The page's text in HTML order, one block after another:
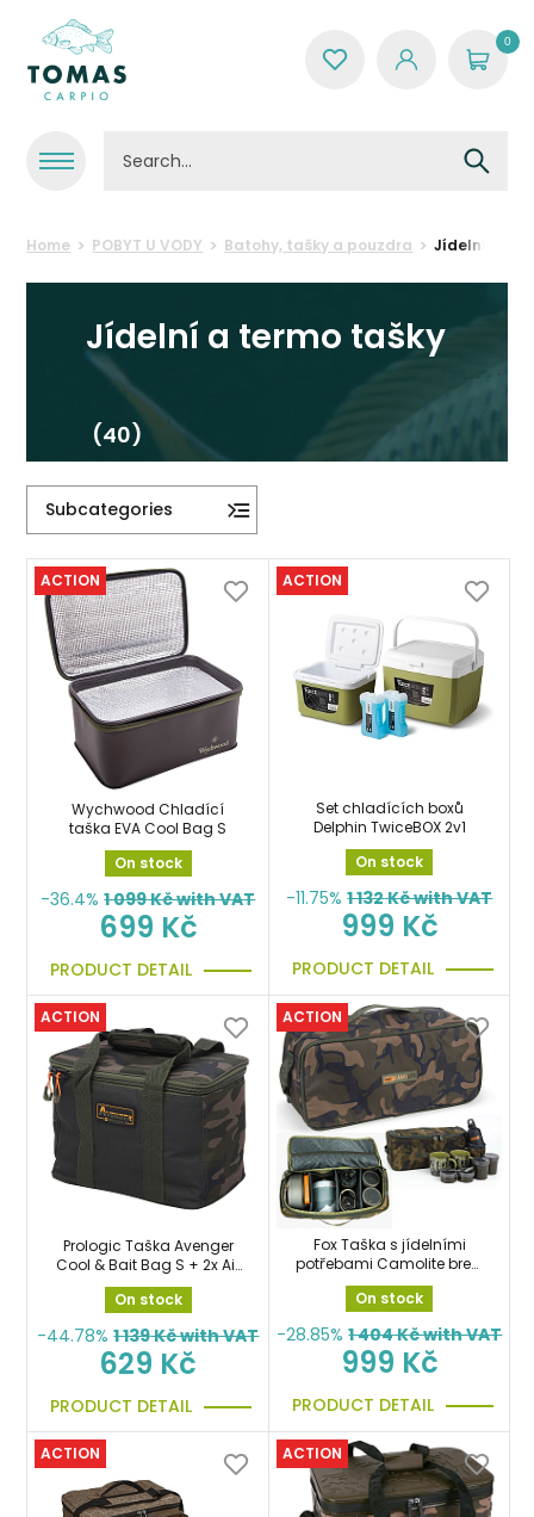
0
Home POBYT U VODY Batohy, tašky a pouzdra Jídelní a
Jídelní a termo tašky
(40)
Subcategories
ACTION
Wychwood Chladící
taška EVA Cool Bag S
On stock
-36.4% 1 099Kč with VAT
699 Kč
PRODUCT DETAIL
ACTION
Set chladících boxů
Delphin TwiceBOX 2v1
On stock
-11.75% 1 132Kč with VAT
999 Kč
PRODUCT DETAIL
ACTION
Prologic Taška Avenger
Cool & Bait Bag S + 2x Air
Dry Bag
On stock
-44.78% 1 139Kč with VAT
629 Kč
PRODUCT DETAIL
ACTION
Fox Taška s jídelními
potřebami Camolite brew
kit bag
On stock
-28.85% 1 404Kč with VAT
999 Kč
PRODUCT DETAIL
ACTION ACTION